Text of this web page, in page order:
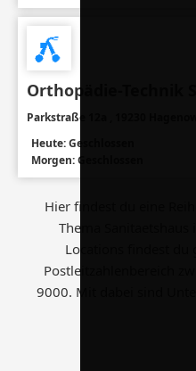
Orthopädie-Technik
Parkstraße 12a , 19230 Hagenow
Heute: Geschlossen
Morgen: Geschlossen
Hier findest du eine
Thema Sanitaetshaus
Locations findest du
Postleitzahlenbereich
9000. Mit dabei sind